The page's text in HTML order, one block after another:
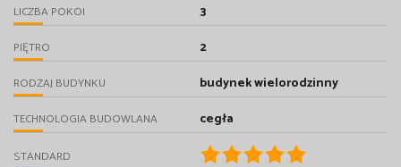
LICZBA POKOI 3
PIĘTRO 2
RODZAJ BUDYNKU budynek wielorodzinny
TECHNOLOGIA BUDOWLANA cegła
STANDARD